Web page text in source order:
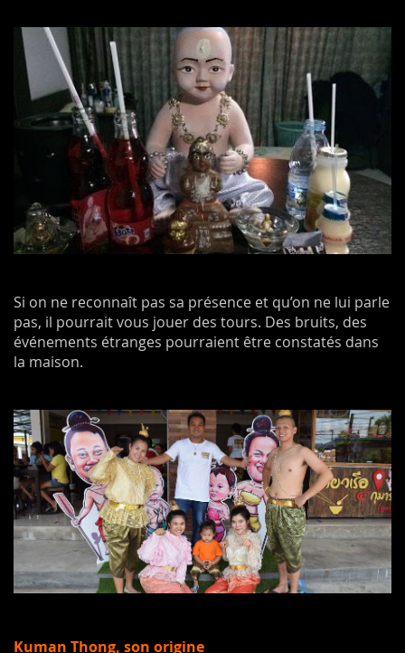
Si on ne reconnaît pas sa présence et qu’on ne lui parle
pas, il pourrait vous jouer des tours. Des bruits, des
événements étranges pourraient être constatés dans
la maison.
Kuman Thong, son origine